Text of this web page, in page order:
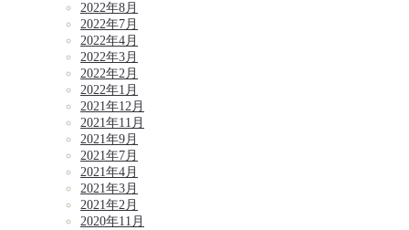
2022年8月
2022年7月
2022年4月
2022年3月
2022年2月
2022年1月
2021年12月
2021年11月
2021年9月
2021年7月
2021年4月
2021年3月
2021年2月
2020年11月